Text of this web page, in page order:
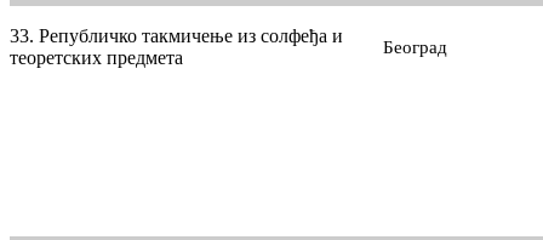
33. Републичко такмичење из солфеђа и
теоретских предмета
Београд